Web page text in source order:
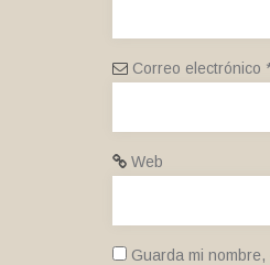
Correo electrónico
Web
Guarda mi